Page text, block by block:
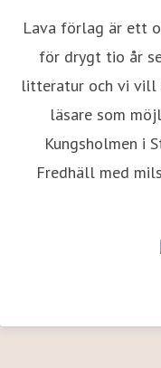
Lava förlag är ett
för drygt tio år
litteratur och vi vill
läsare som
Kungsholmen i
Fredhäll med